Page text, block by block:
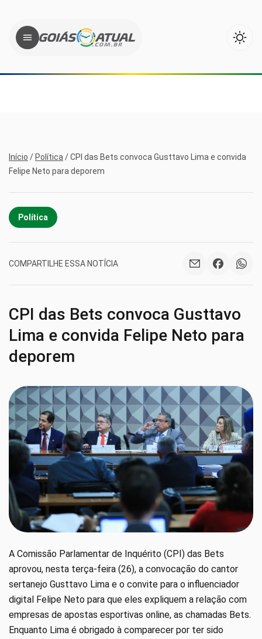
Início / Política /CPI das Bets convoca Gusttavo Lima e convida
Felipe Neto para deporem
Política
COMPARTILHE ESSA NOTÍCIA
CPI das Bets convoca Gusttavo
Lima e convida Felipe Neto para
deporem
A Comissão Parlamentar de Inquérito (CPI) das Bets
aprovou, nesta terça-feira (26), a convocação do cantor
sertanejo Gusttavo Lima e o convite para o influenciador
digital Felipe Neto para que eles expliquem a relação com
empresas de apostas esportivas online, as chamadas Bets.
Enquanto Lima é obrigado à comparecer por ter sido